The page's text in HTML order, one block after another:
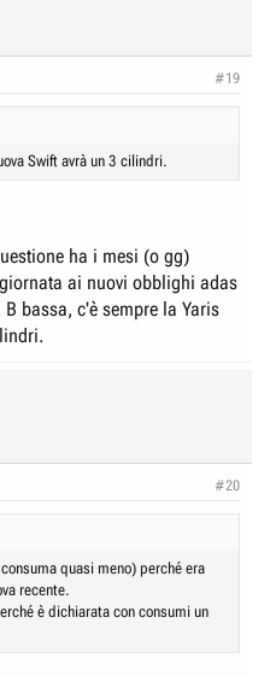
#19
Swift avrà un 3 cilindri.
ha i mesi (o gg)
ai nuovi obblighi adas
bassa, c'è sempre la Yaris
#20
quasi meno) perché era
recente.
è dichiarata con consumi un